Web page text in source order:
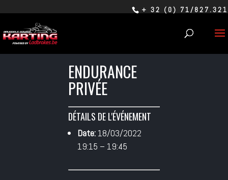
+ 32 (0) 71/827.321
ENDURANCE
PRIVÉE
DÉTAILS DE L'ÉVÉNEMENT
Date: 18/03/2022
19:15 – 19:45